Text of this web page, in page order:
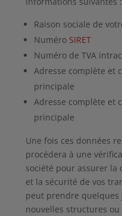
Raison sociale de
Numéro SIRET
Numéro de TVA
Adresse complète et
principale
Adresse complète et
principale
Une fois ces données
procédera à une
société pour assurer
et la sécurité de vos
peut prendre
nouvelles structures